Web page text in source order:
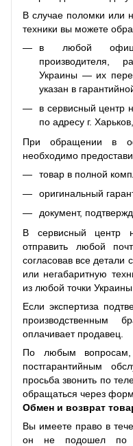
В случае поломки или
техники вы можете
в любой
производителя,
Украины — их
указан в
в сервисный центр
по адресу г.
При обращении в
необходимо
товар в полной
оригинальный
документ,
В сервисный центр
отправить любой
согласовав все
или негабаритную
из любой точки Украины.
Если экспертиза
производственным
оплачивает продавец.
По любым
постгарантийным
просьба звонить по
обращаться через
Обмен и возврат
Вы имеете право в
он не подошел по